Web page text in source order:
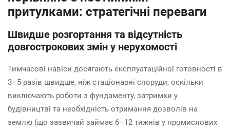
притулками: стратегічні переваги
Швидше розгортання та відсутність
довгострокових змін у нерухомості
Тимчасові навіси досягають експлуатаційної готовності в
3–5 разів швидше, ніж стаціонарні споруди, оскільки
виключають роботи з фундаменту, затримки у
будівництві та необхідність отримання дозволів на
землю (що зазвичай займає 6–12 тижнів у промислових